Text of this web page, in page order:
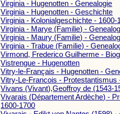
Virginia - Hugenotten - Genealogie
Virginia - Hugenotten - Geschichte
Virginia - Kolonialgeschichte - 1600-
Virginia - Marye (Familie) -
Virginia - Maury (Familie) -
Virginia - Trabue (Familie) -
Virmond, Frederico Guilherme -
Vistrengue - Hugenotten
Vitry-le-Français - Hugenotten -
Vitry-Le-Francois - Protestantismus
Vivans (Vivant),Geoffroy de (1543-
Vivarais (Département Ardèche) -
1600-1700